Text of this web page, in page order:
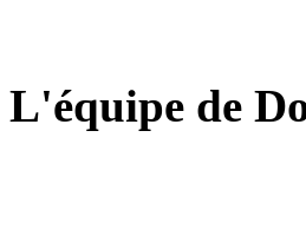
L'équipe de